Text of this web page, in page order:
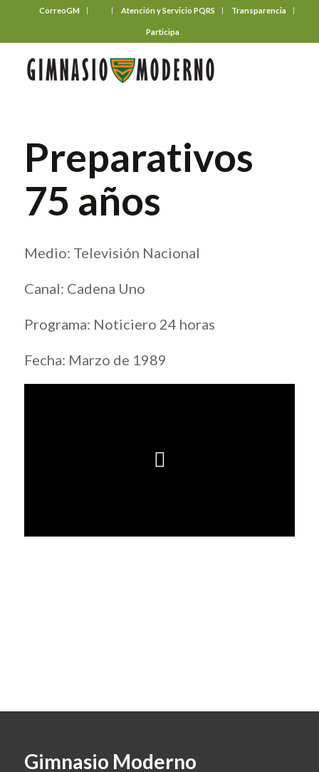
CorreoGM Atención y Servicio PQRS Transparencia
Participa
Preparativos
75 años
Medio: Televisión Nacional
Canal: Cadena Uno
Programa: Noticiero 24 horas
Fecha: Marzo de 1989
Gimnasio Moderno